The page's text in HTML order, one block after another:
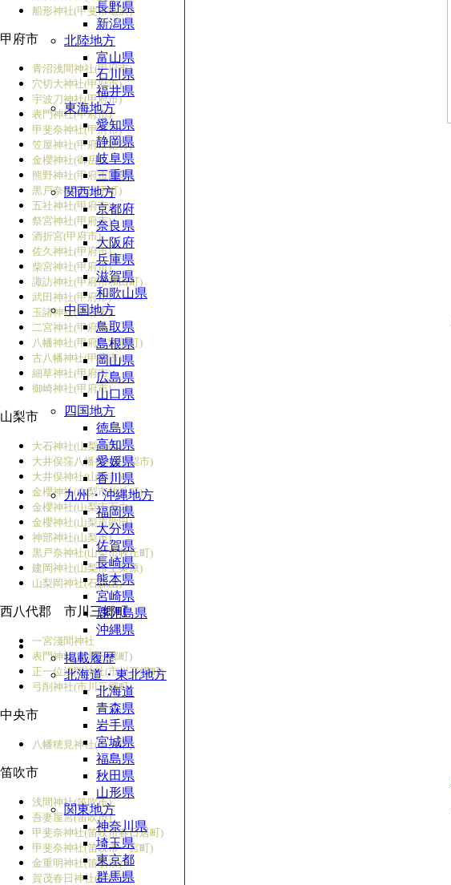
船形神社(甲斐市亀沢)
甲府市
青沼浅間神社(甲府市)
穴切大神社(甲府市)
宇波刀神社(甲府市)
表門神社(甲府市)
甲斐奈神社(甲府市)
笠屋神社(甲府市徳行)
金櫻神社(御岳)
熊野神社(甲府市国母)
黒戸奈神社(黒平町)
五社神社(甲府市)
祭宮神社(甲府市)
酒折宮(甲府市)
佐久神社(甲府市)
柴宮神社(甲府市)
諏訪神社(甲府市和田町)
武田神社(甲府市)
玉諸神社(甲府市)
二宮神社(甲府市)
八幡神社(甲府市宮前町)
古八幡神社(甲府市)
細草神社(甲府市)
御崎神社(甲府市)
山梨市
大石神社(山梨市西)
大井俣窪八幡神社(山梨市)
大井俣神社(山梨市)
金櫻神社(山梨市牧丘町)
金櫻神社(山梨市万力)
金櫻神社(山梨市歌田)
神部神社(山梨市)
黒戸奈神社(山梨市牧丘町)
建岡神社(山梨市上栗原)
山梨岡神社(石森山)
西八代郡 市川三郷町
一宮淺間神社
表門神社(市川三郷町)
正一位浅間神社(市川三郷町)
弓削神社(市川三郷町)
中央市
八幡穂見神社(中央市)
笛吹市
浅間神社(笛吹市)
吾妻屋宮(笛吹市)
甲斐奈神社(笛吹市春日居町)
甲斐奈神社(笛吹市一宮町)
金重明神社(笛吹市)
賀茂春日神社(笛吹市)
長野県
新潟県
北陸地方
富山県
石川県
福井県
東海地方
愛知県
静岡県
岐阜県
三重県
関西地方
京都府
奈良県
大阪府
兵庫県
滋賀県
和歌山県
中国地方
鳥取県
島根県
岡山県
広島県
山口県
四国地方
徳島県
高知県
愛媛県
香川県
九州・沖縄地方
福岡県
大分県
佐賀県
長崎県
熊本県
宮崎県
鹿児島県
沖縄県
掲載履歴
北海道・東北地方
北海道
青森県
岩手県
宮城県
福島県
秋田県
山形県
関東地方
神奈川県
埼玉県
東京都
群馬県